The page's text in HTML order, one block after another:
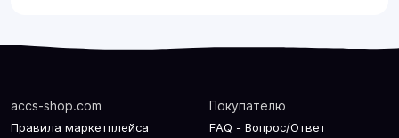
accs-shop.com
Правила маркетплейса
Покупателю
FAQ - Вопрос/Ответ